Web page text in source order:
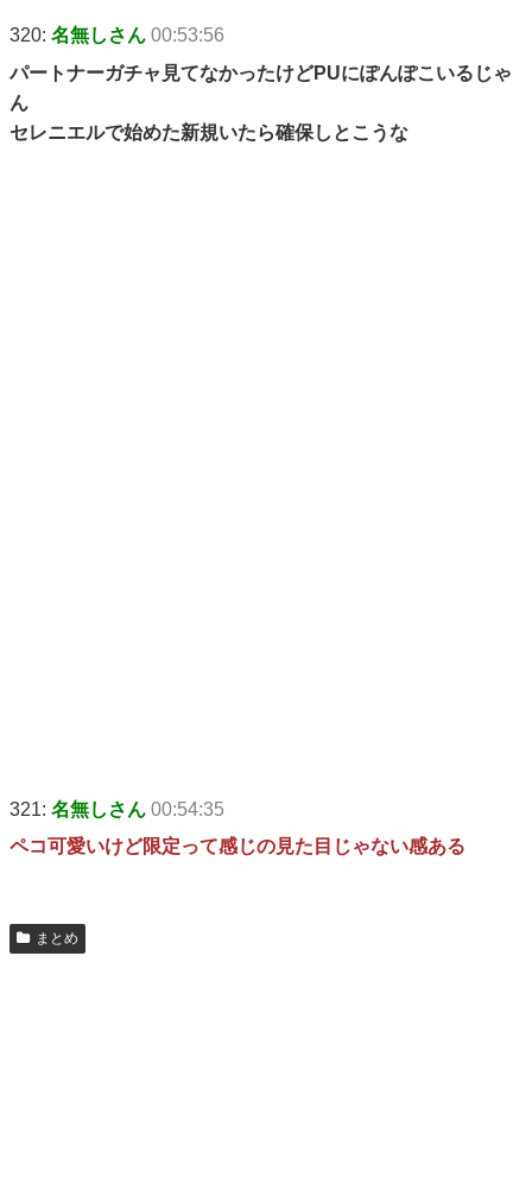
320: 名無しさん 00:53:56
パートナーガチャ見てなかったけどPUにぽんぽこいるじゃ
ん
セレニエルで始めた新規いたら確保しとこうな
321: 名無しさん 00:54:35
ペコ可愛いけど限定って感じの見た目じゃない感ある
まとめ